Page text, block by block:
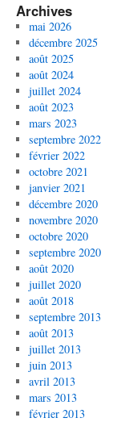
Archives
mai 2026
décembre 2025
août 2025
août 2024
juillet 2024
août 2023
mars 2023
septembre 2022
février 2022
octobre 2021
janvier 2021
décembre 2020
novembre 2020
octobre 2020
septembre 2020
août 2020
juillet 2020
août 2018
septembre 2013
août 2013
juillet 2013
juin 2013
avril 2013
mars 2013
février 2013